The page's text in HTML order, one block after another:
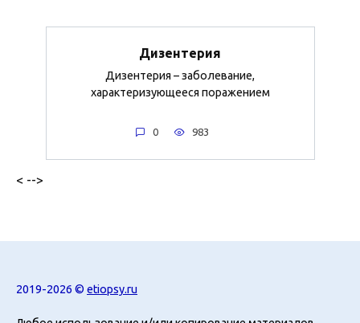
Дизентерия
Дизентерия – заболевание,
характеризующееся поражением
0 983
< -->
2019-2026 © etiopsy.ru